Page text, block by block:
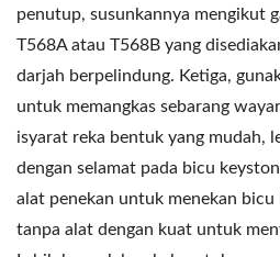
penutup, susunkannya mengikut
T568A atau T568B yang
darjah berpelindung. Ketiga,
untuk memangkas sebarang
isyarat reka bentuk yang mudah,
dengan selamat pada bicu
alat penekan untuk menekan bicu
tanpa alat dengan kuat untuk